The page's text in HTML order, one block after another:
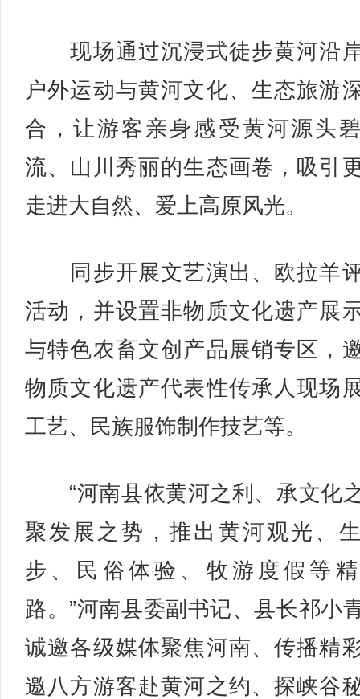
现场通过沉浸式徒步黄河沿
户外运动与黄河文化、生态旅游
合，让游客亲身感受黄河源头
流、山川秀丽的生态画卷，吸引
走进大自然、爱上高原风光。
同步开展文艺演出、欧拉羊
活动，并设置非物质文化遗产展
与特色农畜文创产品展销专区，
物质文化遗产代表性传承人现场
工艺、民族服饰制作技艺等。
“河南县依黄河之利、承文化
聚发展之势，推出黄河观光、
步、民俗体验、牧游度假等
路。”河南县委副书记、县长祁小
诚邀各级媒体聚焦河南、传播精
邀八方游客赴黄河之约、探峡谷